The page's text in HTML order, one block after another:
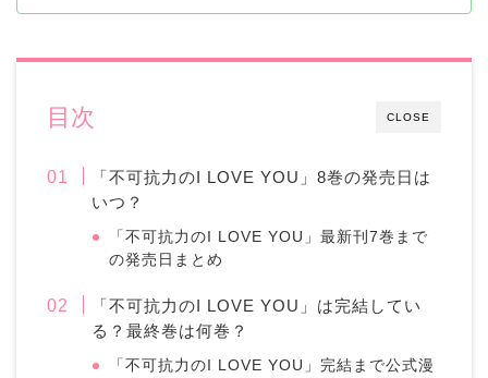
CLOSE
目次
「不可抗力のI LOVE YOU」8巻の発売日は
いつ？
「不可抗力のI LOVE YOU」最新刊7巻まで
の発売日まとめ
「不可抗力のI LOVE YOU」は完結してい
る？最終巻は何巻？
「不可抗力のI LOVE YOU」完結まで公式漫